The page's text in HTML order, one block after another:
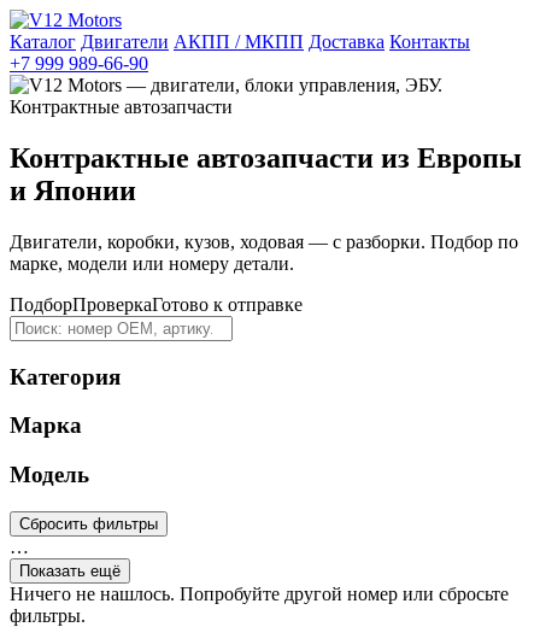
Каталог Двигатели АКПП / МКПП Доставка Контакты
+7 999 989-66-90
Контрактные автозапчасти из Европы
и Японии
Двигатели, коробки, кузов, ходовая — с разборки. Подбор по
марке, модели или номеру детали.
ПодборПроверкаГотово к отправке
Категория
Марка
Модель
Сбросить фильтры
…
Показать ещё
Ничего не нашлось. Попробуйте другой номер или сбросьте
фильтры.